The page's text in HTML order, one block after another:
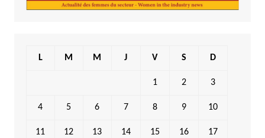
L M M J V S D
1 2 3
4 5 6 7 8 9 10
11 12 13 14 15 16 17